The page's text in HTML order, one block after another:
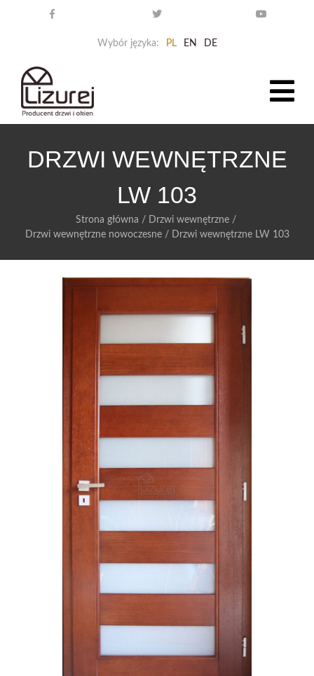
Wybór języka: PL EN DE
DRZWI WEWNĘTRZNE
LW 103
Strona główna / Drzwi wewnętrzne/
Drzwi wewnętrzne nowoczesne/ Drzwi wewnętrzne LW 103